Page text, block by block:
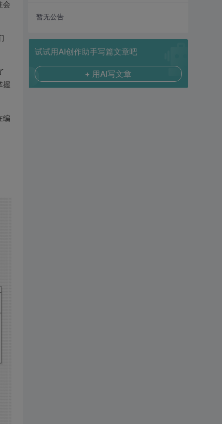
会
握
编
暂无公告
试试用AI创作助手写篇文章吧
+ 用AI写文章